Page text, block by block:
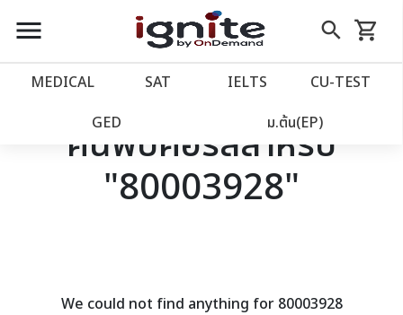
close
account_balance หน้าแรก
เว็บไซต์อิกไนท์
โปรโมชั่น
menu search
Skip
to
shopping_cart
รถเข็น
MEDICAL SAT IELTS CU‑TEST
GED ม.ต้น(EP)
ค้นพบคอร์สสำหรับ
"80003928"
We could not find anything for 80003928